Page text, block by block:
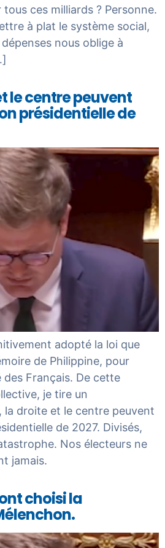
ces milliards ? Personne.
à plat le système social,
nous oblige à
le centre peuvent
présidentielle de
adopté la loi que
de Philippine, pour
Français. De cette
je tire un
la droite et le centre peuvent
de 2027. Divisés,
Nos électeurs ne
jamais.
choisi la